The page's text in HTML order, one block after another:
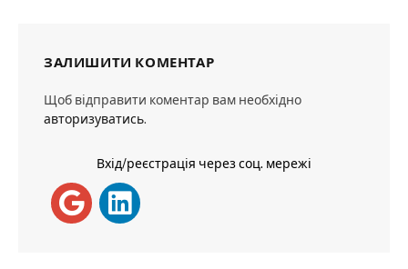
ЗАЛИШИТИ КОМЕНТАР
Щоб відправити коментар вам необхідно
авторизуватись.
Вхід/реєстрація через соц. мережі